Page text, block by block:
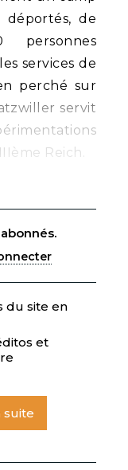
de
services de
perché sur
servit
Reich.
du site en
et
suite